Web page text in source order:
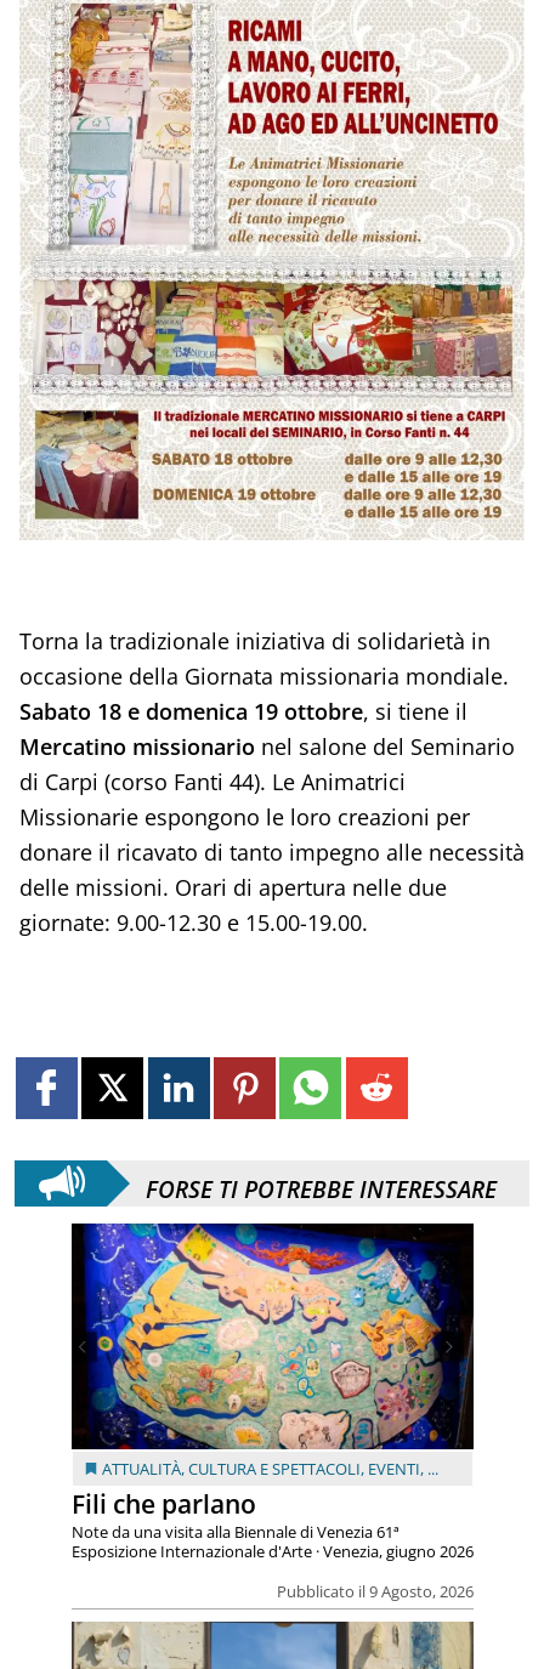
Torna la tradizionale iniziativa di solidarietà in
occasione della Giornata missionaria mondiale.
Sabato 18 e domenica 19 ottobre, si tiene il
Mercatino missionario nel salone del Seminario
di Carpi (corso Fanti 44). Le Animatrici
Missionarie espongono le loro creazioni per
donare il ricavato di tanto impegno alle necessità
delle missioni. Orari di apertura nelle due
giornate: 9.00-12.30 e 15.00-19.00.
FORSE TI POTREBBE INTERESSARE
ATTUALITÀ,CULTURA E SPETTACOLI, EVENTI, ...
Fili che parlano
Pubblicato il 9 Agosto, 2026
Note da una visita alla Biennale di Venezia 61ª
Esposizione Internazionale d'Arte · Venezia, giugno 2026